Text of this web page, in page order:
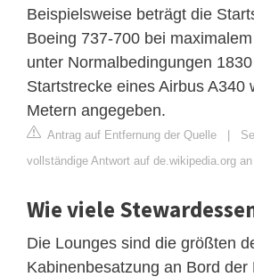
Beispielsweise beträgt die
Boeing 737-700 bei
unter Normalbedingungen
Startstrecke eines Airbus A340
Metern angegeben.
Antrag auf Entfernung der Quelle |
vollständige Antwort auf de.wikipedia.org an
Wie viele
Die Lounges sind die größten
Kabinenbesatzung an Bord der